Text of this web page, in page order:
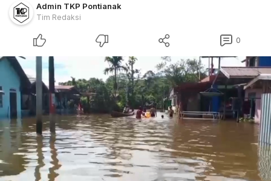
Admin TKP Pontianak
Tim Redaksi
0